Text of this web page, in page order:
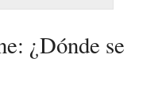
¿Dónde se